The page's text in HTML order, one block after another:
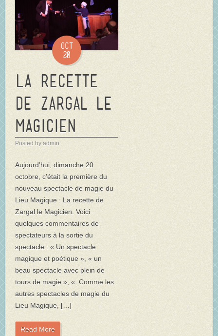
Oct
20
La Recette
de Zargal le
magicien
Posted by admin
Aujourd’hui, dimanche 20
octobre, c’était la première du
nouveau spectacle de magie du
Lieu Magique : La recette de
Zargal le Magicien. Voici
quelques commentaires de
spectateurs à la sortie du
spectacle : « Un spectacle
magique et poétique », « un
beau spectacle avec plein de
tours de magie », « Comme les
autres spectacles de magie du
Lieu Magique, […]
Read More